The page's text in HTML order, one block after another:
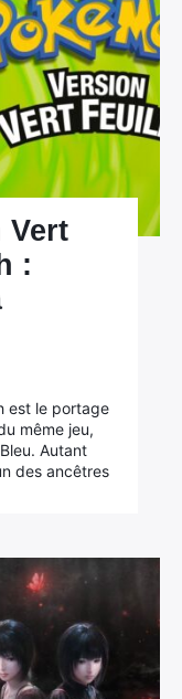
Vert
:
est le portage
même jeu,
Autant
des ancêtres